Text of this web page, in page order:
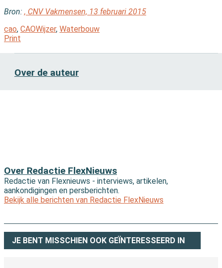
Bron: , CNV Vakmensen, 13 februari 2015
cao, CAOWijzer, Waterbouw
Print
Over de auteur
Over Redactie FlexNieuws
Redactie van Flexnieuws - interviews, artikelen,
aankondigingen en persberichten.
Bekijk alle berichten van Redactie FlexNieuws
JE BENT MISSCHIEN OOK GEÏNTERESSEERD IN